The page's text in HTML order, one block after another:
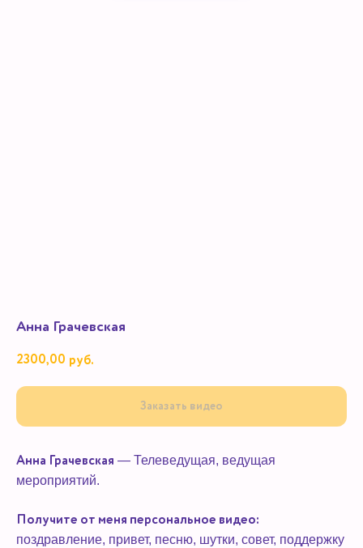
Анна Грачевская
2300,00 руб.
Заказать видео
Анна Грачевская — Телеведущая, ведущая
мероприятий.
Получите от меня персональное видео:
поздравление, привет, песню, шутки, совет, поддержку